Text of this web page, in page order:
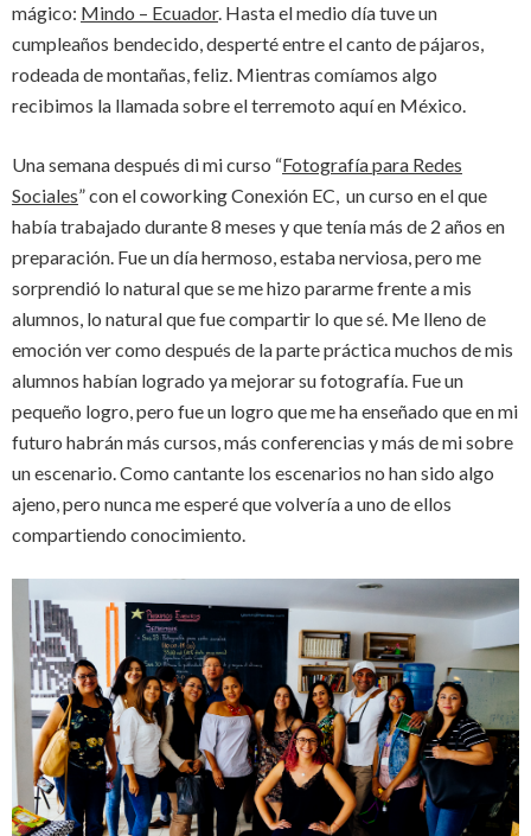
mágico: Mindo – Ecuador. Hasta el medio día tuve un
cumpleaños bendecido, desperté entre el canto de pájaros,
rodeada de montañas, feliz. Mientras comíamos algo
recibimos la llamada sobre el terremoto aquí en México.
Una semana después di mi curso “Fotografía para Redes
Sociales” con el coworking Conexión EC, un curso en el que
había trabajado durante 8 meses y que tenía más de 2 años en
preparación. Fue un día hermoso, estaba nerviosa, pero me
sorprendió lo natural que se me hizo pararme frente a mis
alumnos, lo natural que fue compartir lo que sé. Me lleno de
emoción ver como después de la parte práctica muchos de mis
alumnos habían logrado ya mejorar su fotografía. Fue un
pequeño logro, pero fue un logro que me ha enseñado que en mi
futuro habrán más cursos, más conferencias y más de mi sobre
un escenario. Como cantante los escenarios no han sido algo
ajeno, pero nunca me esperé que volvería a uno de ellos
compartiendo conocimiento.